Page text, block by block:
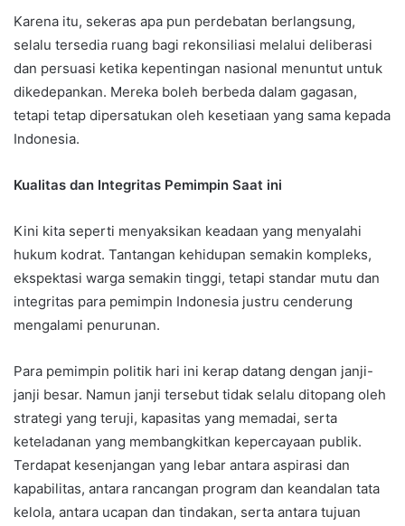
Karena itu, sekeras apa pun perdebatan berlangsung,
selalu tersedia ruang bagi rekonsiliasi melalui deliberasi
dan persuasi ketika kepentingan nasional menuntut untuk
dikedepankan. Mereka boleh berbeda dalam gagasan,
tetapi tetap dipersatukan oleh kesetiaan yang sama kepada
Indonesia.
Kualitas dan Integritas Pemimpin Saat ini
Kini kita seperti menyaksikan keadaan yang menyalahi
hukum kodrat. Tantangan kehidupan semakin kompleks,
ekspektasi warga semakin tinggi, tetapi standar mutu dan
integritas para pemimpin Indonesia justru cenderung
mengalami penurunan.
Para pemimpin politik hari ini kerap datang dengan janji-
janji besar. Namun janji tersebut tidak selalu ditopang oleh
strategi yang teruji, kapasitas yang memadai, serta
keteladanan yang membangkitkan kepercayaan publik.
Terdapat kesenjangan yang lebar antara aspirasi dan
kapabilitas, antara rancangan program dan keandalan tata
kelola, antara ucapan dan tindakan, serta antara tujuan